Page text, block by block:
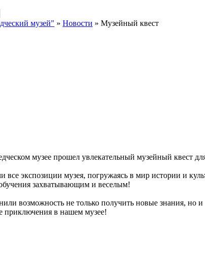
музей" » Новости » Музейный квест
музее прошел увлекательный музейный квест
все экспозиции музея, погружаясь в мир истории и
захватывающим и веселым!
возможность не только получить новые знания,
приключения в нашем музее!